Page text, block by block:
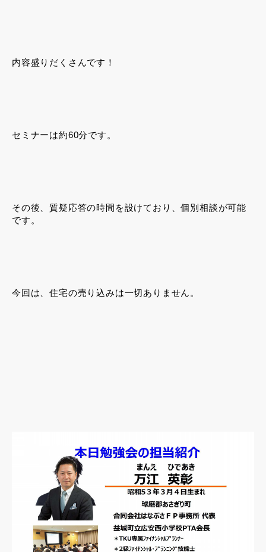
内容盛りだくさんです！
セミナーは約60分です。
その後、質疑応答の時間を設けており、個別相談が可能
です。
今回は、住宅の売り込みは一切ありません。